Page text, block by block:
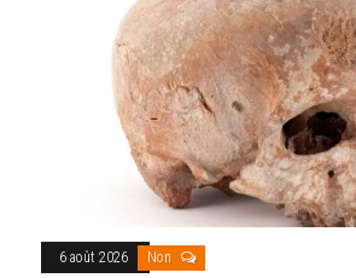
6 août 2026 Non